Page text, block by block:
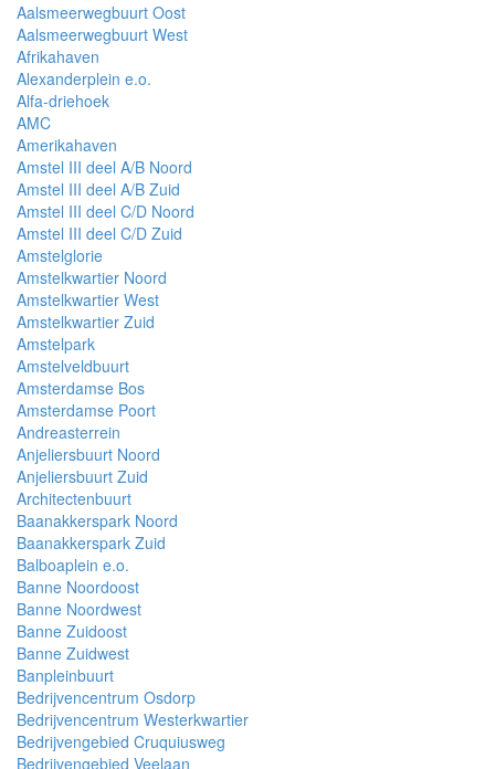
Aalsmeerwegbuurt Oost
Aalsmeerwegbuurt West
Afrikahaven
Alexanderplein e.o.
Alfa-driehoek
AMC
Amerikahaven
Amstel III deel A/B Noord
Amstel III deel A/B Zuid
Amstel III deel C/D Noord
Amstel III deel C/D Zuid
Amstelglorie
Amstelkwartier Noord
Amstelkwartier West
Amstelkwartier Zuid
Amstelpark
Amstelveldbuurt
Amsterdamse Bos
Amsterdamse Poort
Andreasterrein
Anjeliersbuurt Noord
Anjeliersbuurt Zuid
Architectenbuurt
Baanakkerspark Noord
Baanakkerspark Zuid
Balboaplein e.o.
Banne Noordoost
Banne Noordwest
Banne Zuidoost
Banne Zuidwest
Banpleinbuurt
Bedrijvencentrum Osdorp
Bedrijvencentrum Westerkwartier
Bedrijvengebied Cruquiusweg
Bedrijvengebied Veelaan